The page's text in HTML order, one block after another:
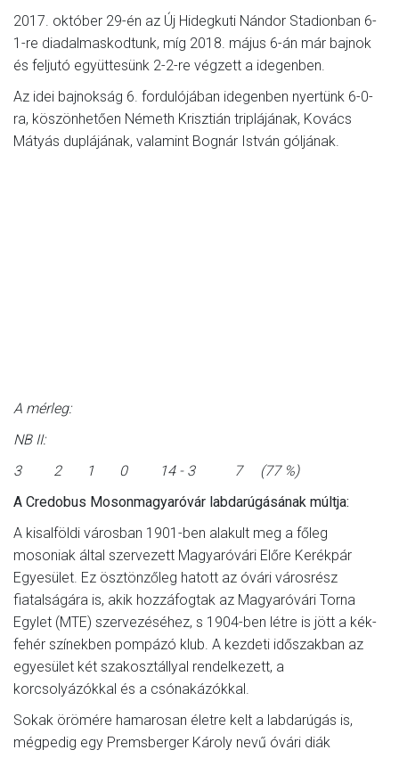
2017. október 29-én az Új Hidegkuti Nándor Stadionban 6-
1-re diadalmaskodtunk, míg 2018. május 6-án már bajnok
és feljutó együttesünk 2-2-re végzett a idegenben.
Az idei bajnokság 6. fordulójában idegenben nyertünk 6-0-
ra, köszönhetően Németh Krisztián triplájának, Kovács
Mátyás duplájának, valamint Bognár István góljának.
A mérleg:
NB II:
3 2 1 0 14 - 3 7 (77 %)
A Credobus Mosonmagyaróvár labdarúgásának múltja:
A kisalföldi városban 1901-ben alakult meg a főleg
mosoniak által szervezett Magyaróvári Előre Kerékpár
Egyesület. Ez ösztönzőleg hatott az óvári városrész
fiatalságára is, akik hozzáfogtak az Magyaróvári Torna
Egylet (MTE) szervezéséhez, s 1904-ben létre is jött a kék-
fehér színekben pompázó klub. A kezdeti időszakban az
egyesület két szakosztállyal rendelkezett, a
korcsolyázókkal és a csónakázókkal.
Sokak örömére hamarosan életre kelt a labdarúgás is,
mégpedig egy Premsberger Károly nevű óvári diák